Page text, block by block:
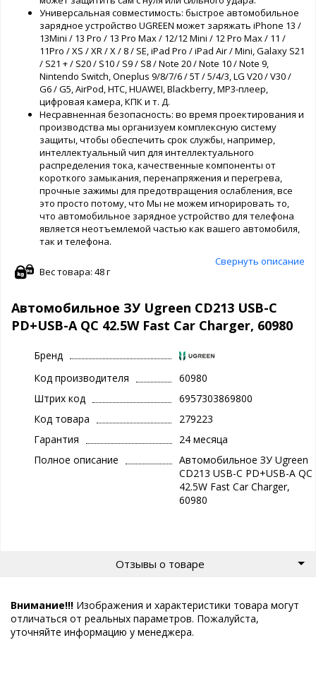
Универсальная совместимость: быстрое автомобильное
зарядное устройство UGREEN может заряжать iPhone 13 /
13Mini / 13 Pro / 13 Pro Max / 12/12 Mini / 12 Pro Max / 11 /
11Pro / XS / XR / X / 8 / SE, iPad Pro / iPad Air / Mini, Galaxy S21
/ S21 + / S20 / S10 / S9 / S8 / Note 20 / Note 10 / Note 9,
Nintendo Switch, Oneplus 9/8/7/6 / 5T / 5/4/3, LG V20 / V30 /
G6 / G5, AirPod, HTC, HUAWEI, Blackberry, MP3-плеер,
цифровая камера, КПК и т. Д.
Несравненная безопасность: во время проектирования и
производства мы организуем комплексную систему
защиты, чтобы обеспечить срок службы, например,
интеллектуальный чип для интеллектуального
распределения тока, качественные компоненты от
короткого замыкания, перенапряжения и перегрева,
прочные зажимы для предотвращения ослабления, все
это просто потому, что Мы не можем игнорировать то,
что автомобильное зарядное устройство для телефона
является неотъемлемой частью как вашего автомобиля,
так и телефона.
Свернуть описание
Вес товара: 48 г
Автомобильное ЗУ Ugreen CD213 USB-C
PD+USB-A QC 42.5W Fast Car Charger, 60980
Бренд
Код производителя
60980
Штрих код
6957303869800
Код товара
279223
Гарантия
24 месяца
Полное описание
Автомобильное ЗУ Ugreen
CD213 USB-C PD+USB-A QC
42.5W Fast Car Charger,
60980
Отзывы о товаре
Внимание!!! Изображения и характеристики товара могут
отличаться от реальных параметров. Пожалуйста,
уточняйте информацию у менеджера.